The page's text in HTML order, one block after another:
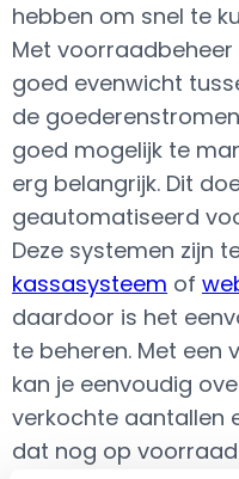
hebben om snel te
Met
goed evenwicht
de
goed mogelijk te
erg belangrijk. Dit
geautomatiseerd
Deze systemen zijn
kassasysteem of
daardoor is het
te beheren. Met
kan je eenvoudig
verkochte aantallen
dat nog op